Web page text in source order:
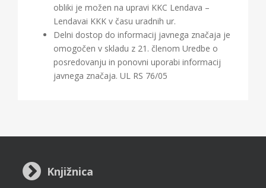
obliki je možen na upravi KKC Lendava –
Lendavai KKK v času uradnih ur.
Delni dostop do informacij javnega značaja je
omogočen v skladu z 21. členom Uredbe o
posredovanju in ponovni uporabi informacij
javnega značaja. UL RS 76/05
Knjižnica